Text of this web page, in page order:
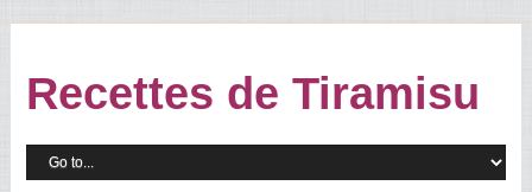
Recettes de Tiramisu